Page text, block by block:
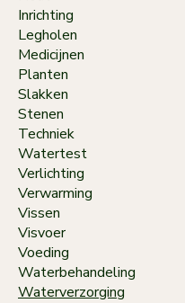
Inrichting
Legholen
Medicijnen
Planten
Slakken
Stenen
Techniek
Watertest
Verlichting
Verwarming
Vissen
Visvoer
Voeding
Waterbehandeling
Waterverzorging